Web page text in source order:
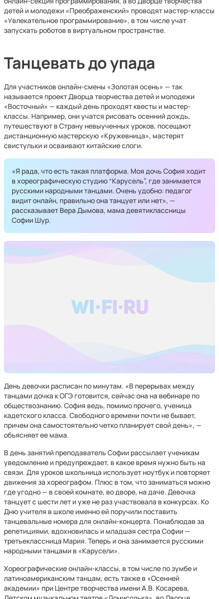
детей и молодежи «Преображенский» проводят мастер-классы
«Увлекательное программирование», в том числе учат
запускать роботов в виртуальном пространстве.
Танцевать до упада
Для участников онлайн-смены «Золотая осень» — так
называется проект Дворца творчества детей и молодежи
«Восточный» — каждый день проходят квесты и мастер-
классы. Например, они учатся рисовать осенний дождь,
путешествуют в Страну невыученных уроков, посещают
дистанционную мастерскую «Кружевница», мастерят
свистульки и осваивают китайские слоги.
«Я рада, что есть такая платформа. Моя дочь София ходит
в хореографическую студию “Карусель”, где занимается
русскими народными танцами. Очень удобно: педагог
видит онлайн, правильно она танцует или нет», —
рассказывает Вера Дымова, мама девятиклассницы
Софии Шур.
День девочки расписан по минутам. «В перерывах между
танцами дочка к ОГЭ готовится, сейчас она на вебинаре по
обществознанию. София ведь, помимо прочего, ученица
кадетского класса. Свободного времени почти не бывает,
причем она самостоятельно четко планирует свой день», —
объясняет ее мама.
В день занятий преподаватель Софии рассылает ученикам
уведомление и предупреждает, в какое время нужно быть на
связи. Для уроков школьница использует ноутбук и повторяет
движения за хореографом. Плюс в том, что заниматься можно
где угодно — в своей комнате, во дворе, на даче. Девочка
танцует с шести лет и уже не раз участвовала в конкурсах. Ко
Дню учителя в школе именно ей поручили поставить
танцевальные номера для онлайн-концерта. Понаблюдав за
репетициями, вдохновилась и младшая сестра Софии —
третьеклассница Мария. Теперь и она занимается русскими
народными танцами в «Карусели».
Хореографические онлайн-классы, в том числе по зумбе и
латиноамериканским танцам, есть также в «Осенней
академии» при Центре творчества имени А.В. Косарева,